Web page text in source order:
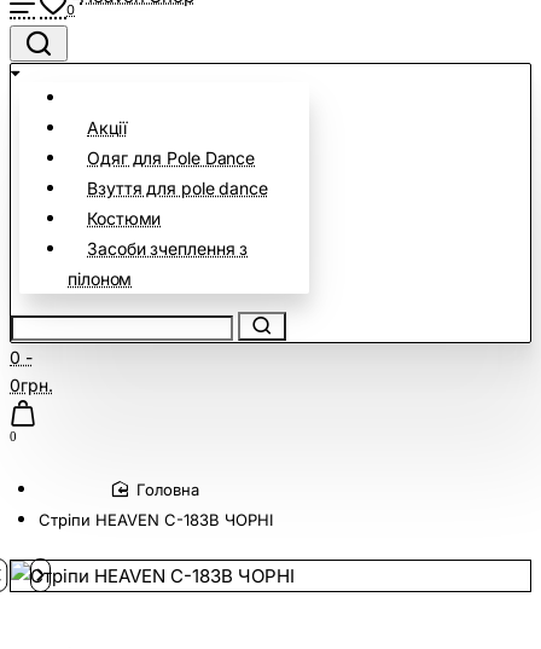
0
Акції
Одяг для Pole Dance
Взуття для pole dance
Костюми
Засоби зчеплення з
пілоном
0 -
0грн.
0
Стріпи HEAVEN C-183B ЧОРНІ